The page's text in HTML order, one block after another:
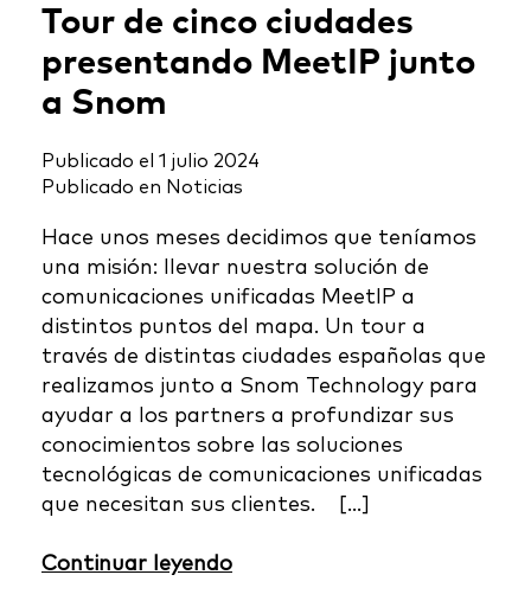
Tour de cinco ciudades
presentando MeetIP junto
a Snom
Publicado el 1 julio 2024
Publicado en Noticias
Hace unos meses decidimos que teníamos
una misión: llevar nuestra solución de
comunicaciones unificadas MeetIP a
distintos puntos del mapa. Un tour a
través de distintas ciudades españolas que
realizamos junto a Snom Technology para
ayudar a los partners a profundizar sus
conocimientos sobre las soluciones
tecnológicas de comunicaciones unificadas
que necesitan sus clientes. […]
Continuar leyendo